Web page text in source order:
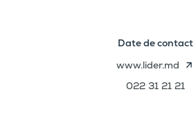
Date de contact
www.lider.md
022 31 21 21